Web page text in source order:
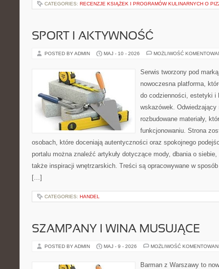
CATEGORIES: RECENZJE KSIĄŻEK I PROGRAMÓW KULINARNYCH O
SPORT I AKTYWNOŚĆ
POSTED BY ADMIN MAJ - 10 - 2026 MOŻLIWOŚĆ
Serwis tworzony pod
nowoczesna platforma,
do codzienności, estetyki i
wskazówek.
rozbudowane materiały,
funkcjonowaniu. Strona
osobach, które doceniają autentyczności oraz spokojnego
portalu można znaleźć artykuły dotyczące mody, dbania o
także inspiracji wnętrzarskich. Treści są opracowywane w
[…]
CATEGORIES: HANDEL
SZAMPANY I WINA MUSUJĄCE
POSTED BY ADMIN MAJ - 9 - 2026 MOŻLIWOŚĆ
Barman z Warszawy to